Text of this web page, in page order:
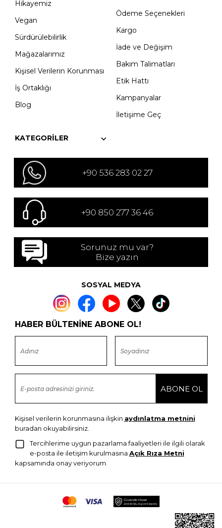
Hikayemiz
Vegan
Sürdürülebilirlik
Mağazalarımız
Kişisel Verilerin Korunması
İş Ortaklığı
Blog
Ödeme Seçenekleri
Kargo
İade ve Değişim
Bakım Talimatları
Etik Hattı
Kampanyalar
İletişime Geç
KATEGORILER
+90 536 283 02 27
+90 850 277 36 46
Sorunuz mu var?
Bize yazın
SOSYAL MEDYA
HABER BÜLTENİNE ABONE OL!
Kişisel verilerin korunmasına ilişkin aydınlatma metnini
buradan okuyabilirsiniz.
Tercihlerime uygun pazarlama faaliyetleri ile ilgili olarak
e-posta ile iletişim kurulmasına Açık Rıza Metni
kapsamında onay veriyorum.